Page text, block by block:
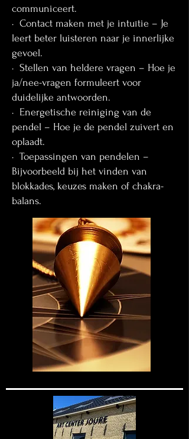
communiceert.
· Contact maken met je intuïtie – Je
leert beter luisteren naar je innerlijke
gevoel.
· Stellen van heldere vragen – Hoe je
ja/nee-vragen formuleert voor
duidelijke antwoorden.
· Energetische reiniging van de
pendel – Hoe je de pendel zuivert en
oplaadt.
· Toepassingen van pendelen –
Bijvoorbeeld bij het vinden van
blokkades, keuzes maken of chakra-
balans.